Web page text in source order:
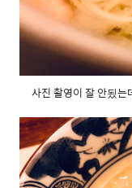
사진 촬영이 잘 안됬